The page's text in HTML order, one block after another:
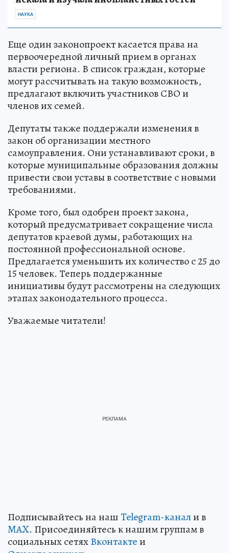
НАУКА
Еще один законопроект касается права на
первоочередной личный прием в органах
власти региона. В список граждан, которые
могут рассчитывать на такую возможность,
предлагают включить участников СВО и
членов их семей.
Депутаты также поддержали изменения в
закон об организации местного
самоуправления. Они устанавливают сроки, в
которые муниципальные образования должны
привести свои уставы в соответствие с новыми
требованиями.
Кроме того, был одобрен проект закона,
который предусматривает сокращение числа
депутатов краевой думы, работающих на
постоянной профессиональной основе.
Предлагается уменьшить их количество с 25 до
15 человек. Теперь поддержанные
инициативы будут рассмотрены на следующих
этапах законодательного процесса.
Уважаемые читатели!
Подписывайтесь на нашTelegram-канали в
MAX. Присоединяйтесь к нашим группам в
социальных сетяхВконтактеи